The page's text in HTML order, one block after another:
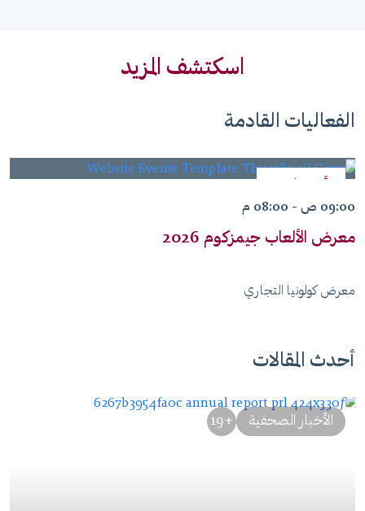
اسكتشف المزيد
الفعاليات القادمة
26
2026
09:00 ص - 08:00 م
معرض الألعاب جيمزكوم 2026
معرض كولونيا التجاري
أحدث المقالات
الأخبار الصحفية +19